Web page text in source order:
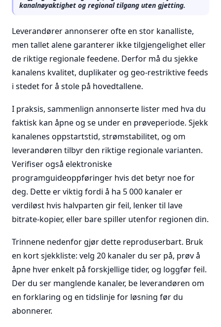
kanalnøyaktighet og regional tilgang uten gjetting.
Leverandører annonserer ofte en stor kanalliste,
men tallet alene garanterer ikke tilgjengelighet eller
de riktige regionale feedene. Derfor må du sjekke
kanalens kvalitet, duplikater og geo-restriktive feeds
i stedet for å stole på hovedtallene.
I praksis, sammenlign annonserte lister med hva du
faktisk kan åpne og se under en prøveperiode. Sjekk
kanalenes oppstartstid, strømstabilitet, og om
leverandøren tilbyr den riktige regionale varianten.
Verifiser også elektroniske
programguideoppføringer hvis det betyr noe for
deg. Dette er viktig fordi å ha 5 000 kanaler er
verdiløst hvis halvparten gir feil, lenker til lave
bitrate-kopier, eller bare spiller utenfor regionen din.
Trinnene nedenfor gjør dette reproduserbart. Bruk
en kort sjekkliste: velg 20 kanaler du ser på, prøv å
åpne hver enkelt på forskjellige tider, og loggfør feil.
Der du ser manglende kanaler, be leverandøren om
en forklaring og en tidslinje for løsning før du
abonnerer.